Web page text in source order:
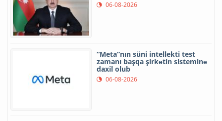
06-08-2026
“Meta”nın süni intellekti test
zamanı başqa şirkətin sisteminə
daxil olub
06-08-2026